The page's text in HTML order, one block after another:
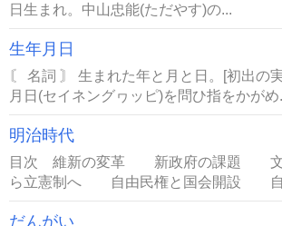
日生まれ。中山忠能(ただやす)の...
生年月日
〘 名詞 〙 生まれた年と月と日。[初出の
月日(セイネングヮッピ)を問ひ指をかがめ
明治時代
目次 維新の変革 新政府の課題 文
ら立憲制へ 自由民権と国会開設 自
だんがい